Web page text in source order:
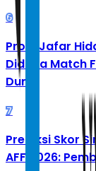
6
Profil Jafar
Diduga Match
Dunia
7
Prediksi Skor
AFF 2026: